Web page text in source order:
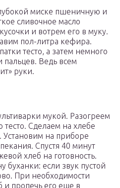
миске пшеничную и
сливочное масло
и вотрем его в муку.
пол-литра кефира.
тесто, а затем немного
пальцев. Ведь всем
руки.
мукой. Разогреем
Сделаем на хлебе
Установим на приборе
Спустя 40 минут
хлеб на готовность.
буханки: если звук пустой
При необходимости
и пропечь его еще в